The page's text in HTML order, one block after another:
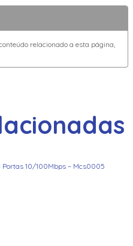
relacionado a esta página,